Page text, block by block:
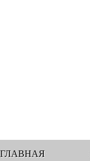
ГЛАВНАЯ